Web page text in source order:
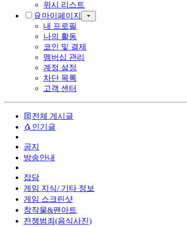
위시 리스트
마이페이지
내 프로필
나의 활동
코인 및 결제
멤버십 관리
계정 설정
차단 목록
고객 센터
전체 게시글
인기글
공지
방송안내
잡담
게임 지식/ 기타 정보
게임 스크린샷
창작물&팬아트
전쟁범죄(음식사진)